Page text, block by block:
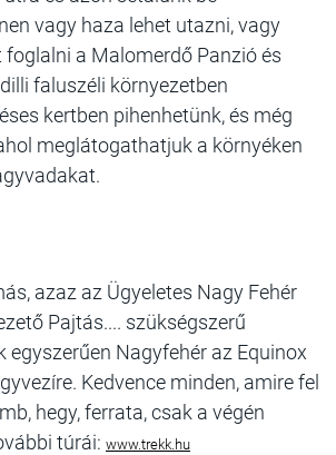
vagy haza lehet utazni, vagy
a Malomerdő Panzió és
faluszéli környezetben
kertben pihenhetünk, és még
meglátogathatjuk a környéken
azaz az Ügyeletes Nagy Fehér
Pajtás.... szükségszerű
egyszerűen Nagyfehér az Equinox
Kedvence minden, amire fel
hegy, ferrata, csak a végén
túrái: www.trekk.hu